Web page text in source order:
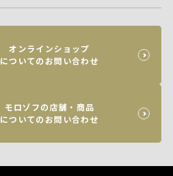
オンラインショップ
についてのお問い合わせ
モロゾフの店舗・商品
についてのお問い合わせ